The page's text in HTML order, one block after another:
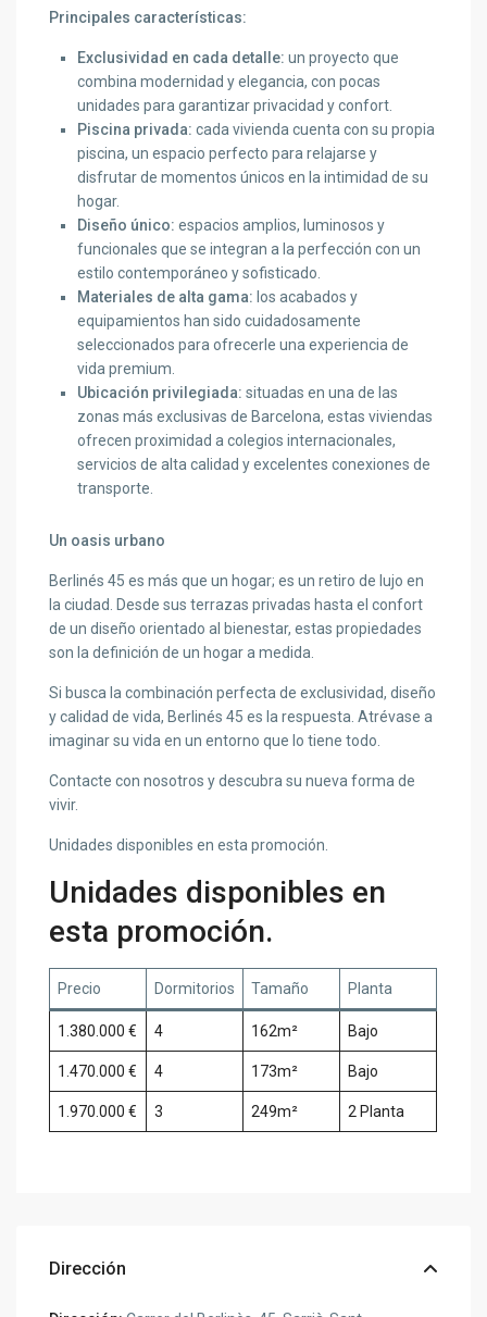
Principales características:
Exclusividad en cada detalle: un proyecto que
combina modernidad y elegancia, con pocas
unidades para garantizar privacidad y confort.
Piscina privada: cada vivienda cuenta con su propia
piscina, un espacio perfecto para relajarse y
disfrutar de momentos únicos en la intimidad de su
hogar.
Diseño único: espacios amplios, luminosos y
funcionales que se integran a la perfección con un
estilo contemporáneo y sofisticado.
Materiales de alta gama: los acabados y
equipamientos han sido cuidadosamente
seleccionados para ofrecerle una experiencia de
vida premium.
Ubicación privilegiada: situadas en una de las
zonas más exclusivas de Barcelona, estas viviendas
ofrecen proximidad a colegios internacionales,
servicios de alta calidad y excelentes conexiones de
transporte.
Un oasis urbano
Berlinés 45 es más que un hogar; es un retiro de lujo en
la ciudad. Desde sus terrazas privadas hasta el confort
de un diseño orientado al bienestar, estas propiedades
son la definición de un hogar a medida.
Si busca la combinación perfecta de exclusividad, diseño
y calidad de vida, Berlinés 45 es la respuesta. Atrévase a
imaginar su vida en un entorno que lo tiene todo.
Contacte con nosotros y descubra su nueva forma de
vivir.
Unidades disponibles en esta promoción.
Unidades disponibles en
esta promoción.
Precio Dormitoriоs Tamaño Planta
1.380.000 € 4 162m² Bajo
1.470.000 € 4 173m² Bajo
1.970.000 € 3 249m² 2 Planta
Dirección